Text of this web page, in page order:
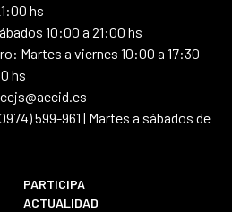
hs
10:00 a 21:00 hs
Martes a viernes 10:00 a 17:30
hs
599-961 | Martes a sábados de
PARTICIPA
ACTUALIDAD